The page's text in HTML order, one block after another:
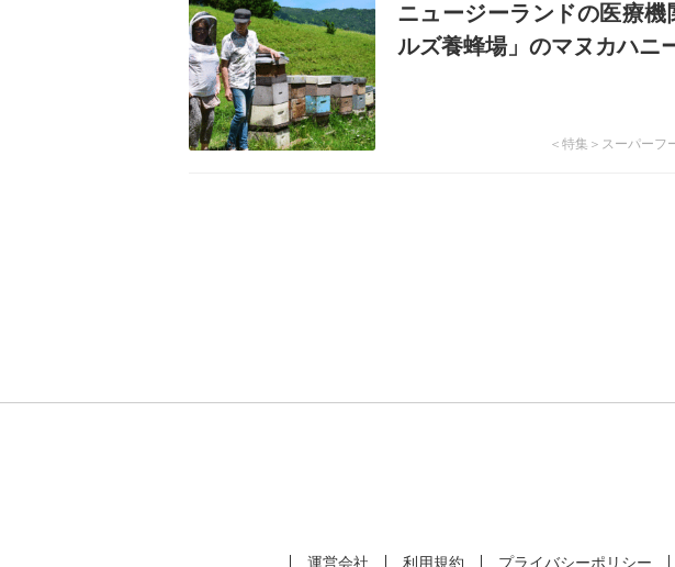
ニュージーランドの医療
ルズ養蜂場」のマヌカハニ
＜特集＞スーパーフ
運営会社 利用規約 プライバシーポリシー